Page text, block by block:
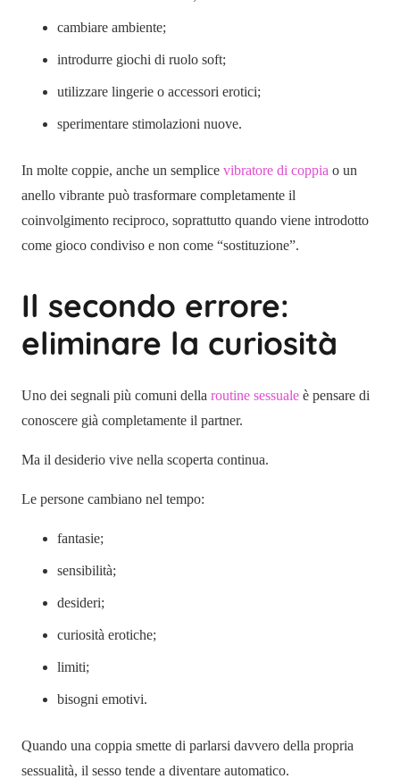
cambiare ambiente;
introdurre giochi di ruolo soft;
utilizzare lingerie o accessori erotici;
sperimentare stimolazioni nuove.
In molte coppie, anche un semplice vibratore di coppia o un
anello vibrante può trasformare completamente il
coinvolgimento reciproco, soprattutto quando viene introdotto
come gioco condiviso e non come “sostituzione”.
Il secondo errore:
eliminare la curiosità
Uno dei segnali più comuni della routine sessuale è pensare di
conoscere già completamente il partner.
Ma il desiderio vive nella scoperta continua.
Le persone cambiano nel tempo:
fantasie;
sensibilità;
desideri;
curiosità erotiche;
limiti;
bisogni emotivi.
Quando una coppia smette di parlarsi davvero della propria
sessualità, il sesso tende a diventare automatico.